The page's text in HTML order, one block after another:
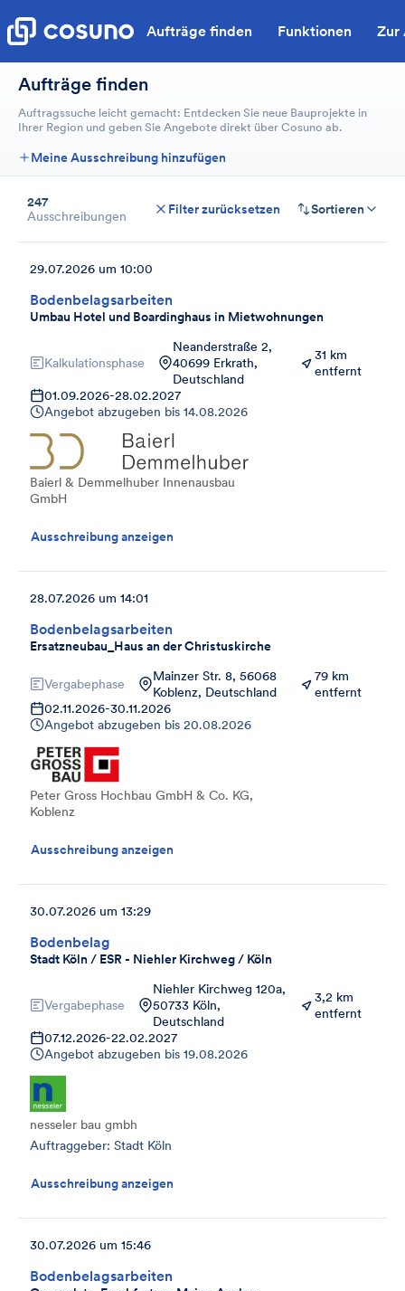
Aufträge finden Funktionen Zur
Aufträge finden
Auftragssuche leicht gemacht: Entdecken Sie neue Bauprojekte in
Ihrer Region und geben Sie Angebote direkt über Cosuno ab.
Meine Ausschreibung hinzufügen
247
Ausschreibungen
Filter zurücksetzen Sortieren
Bodenbelagsarbeiten
Umbau Hotel und Boardinghaus in Mietwohnungen
29.07.2026 um 10:00
Kalkulationsphase
Neanderstraße 2,
40699 Erkrath,
Deutschland
31 km
entfernt
01.09.2026-28.02.2027
Angebot abzugeben bis 14.08.2026
Baierl & Demmelhuber Innenausbau
GmbH
Ausschreibung anzeigen
Bodenbelagsarbeiten
Ersatzneubau_Haus an der Christuskirche
28.07.2026 um 14:01
Vergabephase
Mainzer Str. 8, 56068
Koblenz, Deutschland
79 km
entfernt
02.11.2026-30.11.2026
Angebot abzugeben bis 20.08.2026
Peter Gross Hochbau GmbH & Co. KG,
Koblenz
Ausschreibung anzeigen
Bodenbelag
Stadt Köln / ESR - Niehler Kirchweg / Köln
30.07.2026 um 13:29
Vergabephase
Niehler Kirchweg 120a,
50733 Köln,
Deutschland
3,2 km
entfernt
07.12.2026-22.02.2027
Angebot abzugeben bis 19.08.2026
nesseler bau gmbh
Auftraggeber: Stadt Köln
Ausschreibung anzeigen
Bodenbelagsarbeiten
30.07.2026 um 15:46